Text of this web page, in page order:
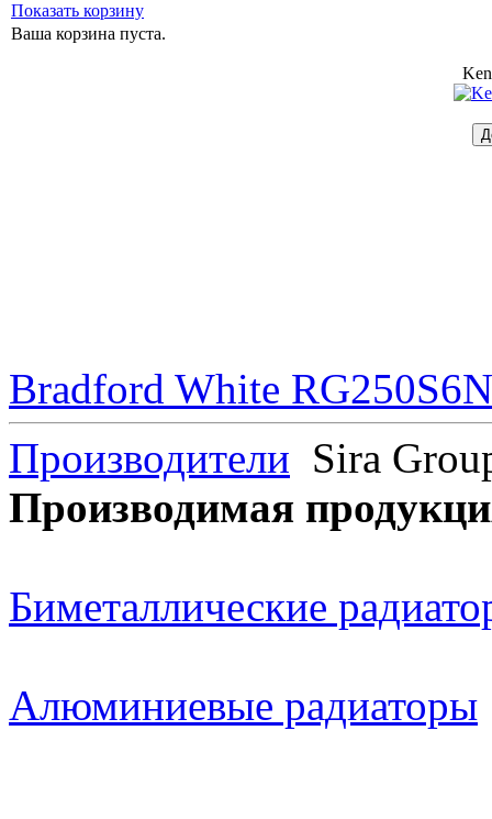
Показать корзину
Ваша корзина пуста.
Bradford White
Производители Sira
Производимая
Биметаллические
Алюминиевые радиаторы